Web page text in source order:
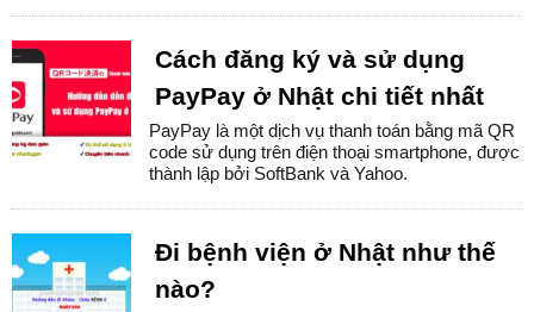
Cách đăng ký và sử dụng
PayPay ở Nhật chi tiết nhất
PayPay là một dịch vụ thanh toán bằng mã QR
code sử dụng trên điện thoại smartphone, được
thành lập bởi SoftBank và Yahoo.
Đi bệnh viện ở Nhật như thế
nào?